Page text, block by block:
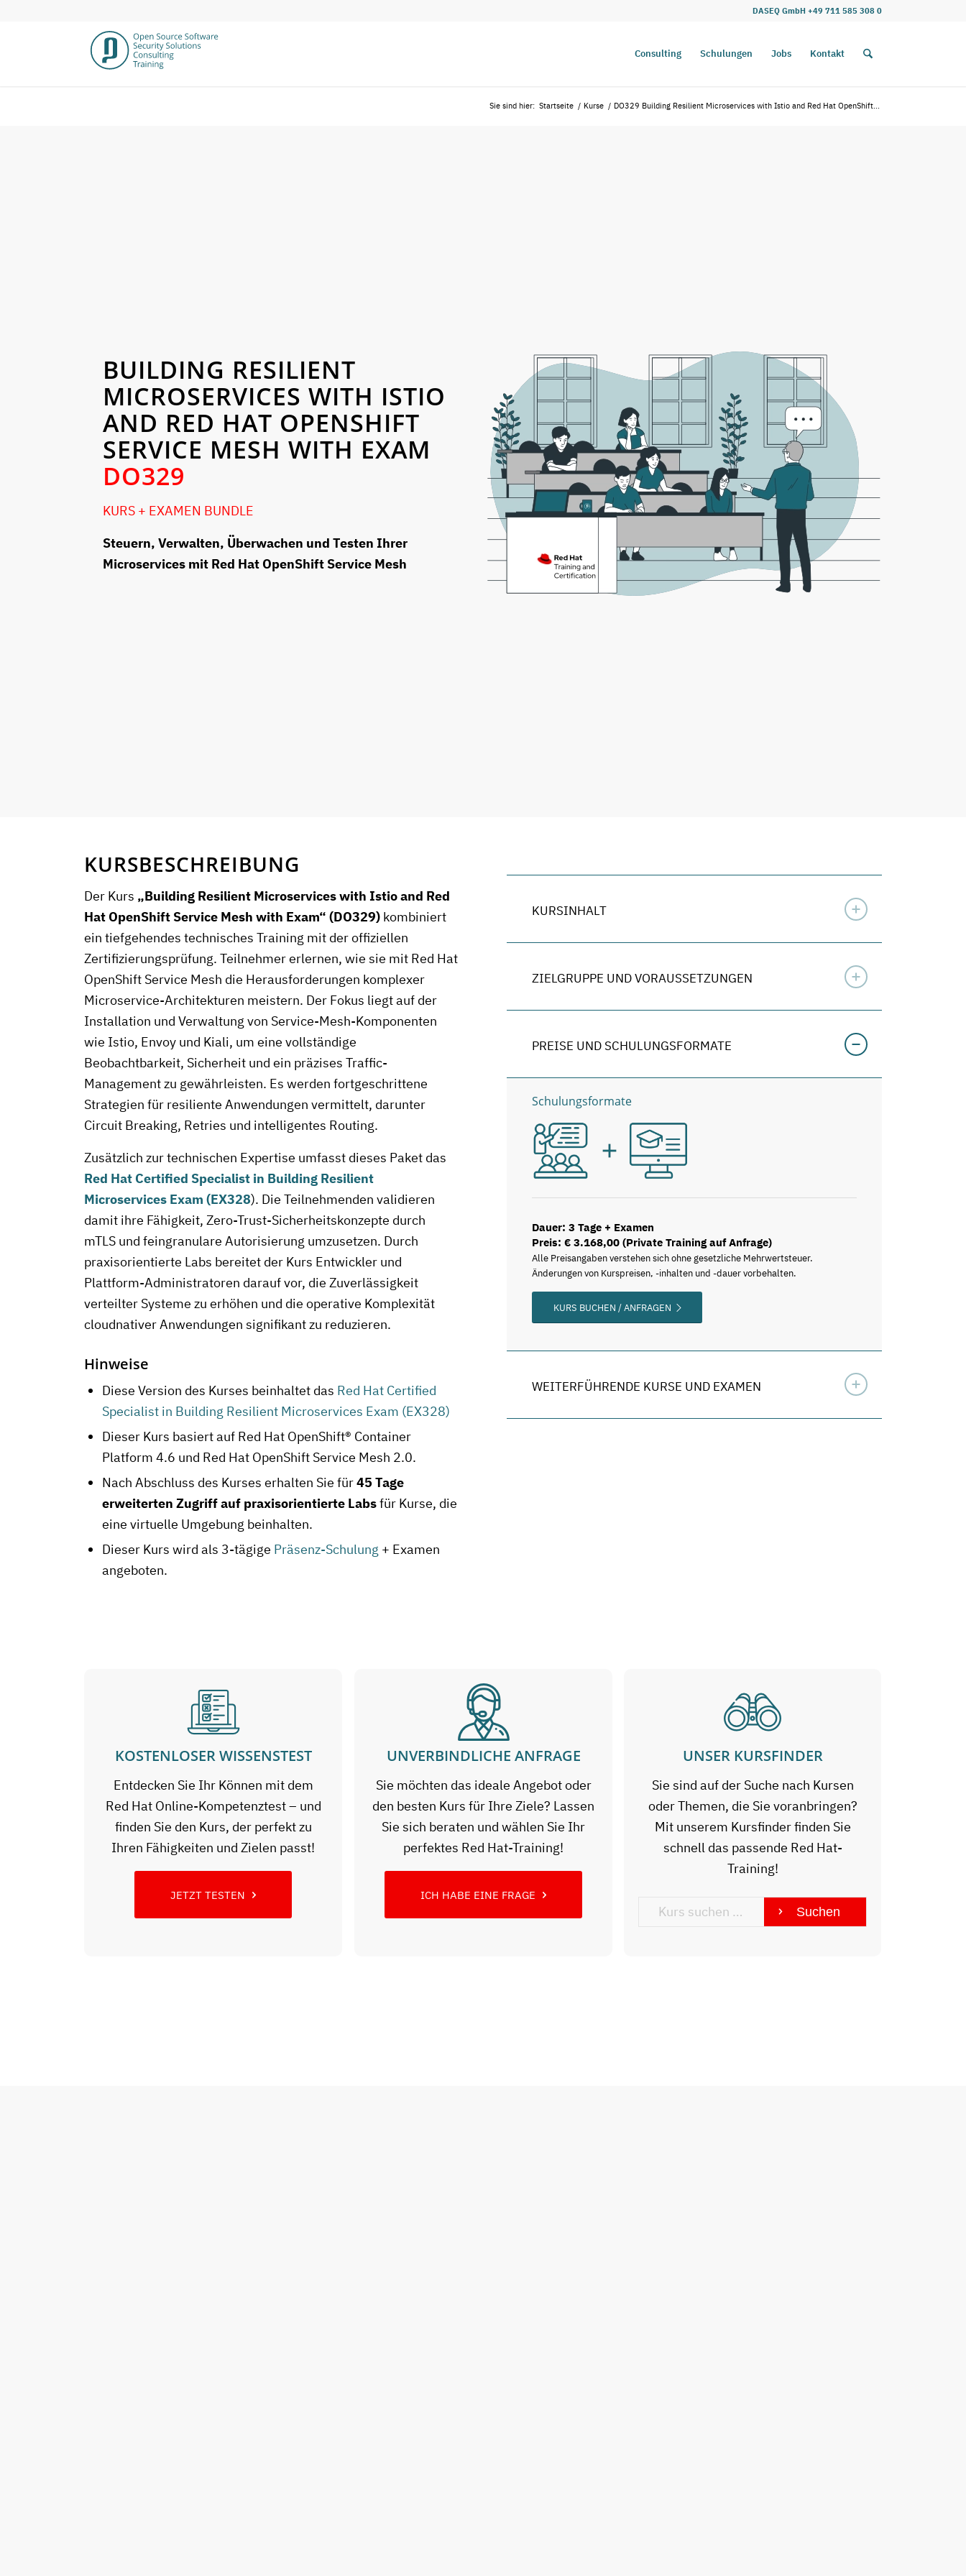
DASEQ GmbH +49 711 585 308 0
Consulting Schulungen Jobs Kontakt
Sie sind hier: Startseite / Kurse / DO329 Building Resilient Microservices with Istio and Red Hat OpenShift...
BUILDING RESILIENT
MICROSERVICES WITH ISTIO
AND RED HAT OPENSHIFT
SERVICE MESH WITH EXAM
DO329
KURS + EXAMEN BUNDLE
Steuern, Verwalten, Überwachen und Testen Ihrer
Microservices mit Red Hat OpenShift Service Mesh
KURSBESCHREIBUNG
Der Kurs „Building Resilient Microservices with Istio and Red
Hat OpenShift Service Mesh with Exam“ (DO329) kombiniert
ein tiefgehendes technisches Training mit der offiziellen
Zertifizierungsprüfung. Teilnehmer erlernen, wie sie mit Red Hat
OpenShift Service Mesh die Herausforderungen komplexer
Microservice-Architekturen meistern. Der Fokus liegt auf der
Installation und Verwaltung von Service-Mesh-Komponenten
wie Istio, Envoy und Kiali, um eine vollständige
Beobachtbarkeit, Sicherheit und ein präzises Traffic-
Management zu gewährleisten. Es werden fortgeschrittene
Strategien für resiliente Anwendungen vermittelt, darunter
Circuit Breaking, Retries und intelligentes Routing.
Zusätzlich zur technischen Expertise umfasst dieses Paket das
Red Hat Certified Specialist in Building Resilient
Microservices Exam (EX328). Die Teilnehmenden validieren
damit ihre Fähigkeit, Zero-Trust-Sicherheitskonzepte durch
mTLS und feingranulare Autorisierung umzusetzen. Durch
praxisorientierte Labs bereitet der Kurs Entwickler und
Plattform-Administratoren darauf vor, die Zuverlässigkeit
verteilter Systeme zu erhöhen und die operative Komplexität
cloudnativer Anwendungen signifikant zu reduzieren.
Hinweise
Diese Version des Kurses beinhaltet das Red Hat Certified
Specialist in Building Resilient Microservices Exam (EX328)
Dieser Kurs basiert auf Red Hat OpenShift® Container
Platform 4.6 und Red Hat OpenShift Service Mesh 2.0.
Nach Abschluss des Kurses erhalten Sie für45 Tage
erweiterten Zugriff auf praxisorientierte Labsfür Kurse, die
eine virtuelle Umgebung beinhalten.
Dieser Kurs wird als 3-tägige Präsenz-Schulung + Examen
angeboten.
KURSINHALT
ZIELGRUPPE UND VORAUSSETZUNGEN
PREISE UND SCHULUNGSFORMATE
Schulungsformate
Dauer: 3 Tage + Examen
Preis: € 3.168,00 (Private Training auf Anfrage)
Alle Preisangaben verstehen sich ohne gesetzliche Mehrwertsteuer.
Änderungen von Kurspreisen, -inhalten und -dauer vorbehalten.
KURS BUCHEN / ANFRAGEN
WEITERFÜHRENDE KURSE UND EXAMEN
KOSTENLOSER WISSENSTEST
Entdecken Sie Ihr Können mit dem
Red Hat Online-Kompetenztest – und
finden Sie den Kurs, der perfekt zu
Ihren Fähigkeiten und Zielen passt!
JETZT TESTEN
UNVERBINDLICHE ANFRAGE
Sie möchten das ideale Angebot oder
den besten Kurs für Ihre Ziele? Lassen
Sie sich beraten und wählen Sie Ihr
perfektes Red Hat-Training!
ICH HABE EINE FRAGE
UNSER KURSFINDER
Sie sind auf der Suche nach Kursen
oder Themen, die Sie voranbringen?
Mit unserem Kursfinder finden Sie
schnell das passende Red Hat-
Training!